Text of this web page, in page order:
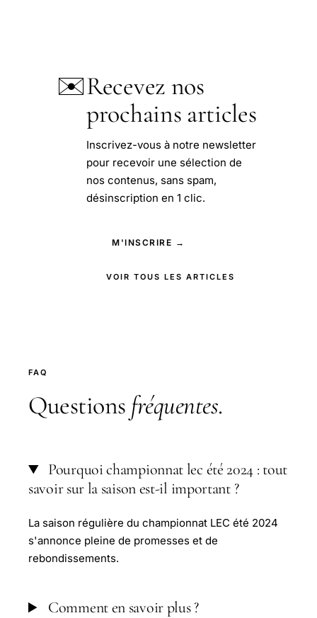
✉️Recevez nos
prochains articles
Inscrivez-vous à notre newsletter
pour recevoir une sélection de
nos contenus, sans spam,
désinscription en 1 clic.
M'INSCRIRE →
VOIR TOUS LES ARTICLES
FAQ
Questions fréquentes.
Pourquoi championnat lec été 2024 : tout
savoir sur la saison est-il important ?
La saison régulière du championnat LEC été 2024
s'annonce pleine de promesses et de
rebondissements.
Comment en savoir plus ?